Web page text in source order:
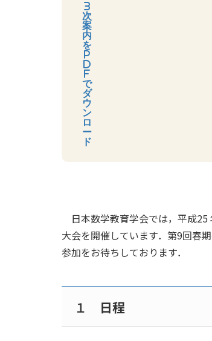
3
次
案
内
を
P
D
F
で
ダ
ウ
ン
ロ
ー
ド
日本数学教育学会では，平成25
大会を開催しています．第9回春
参加をお待ちしております．
１ 日程